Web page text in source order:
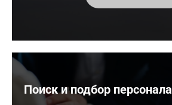
Поиск и подбор персонала